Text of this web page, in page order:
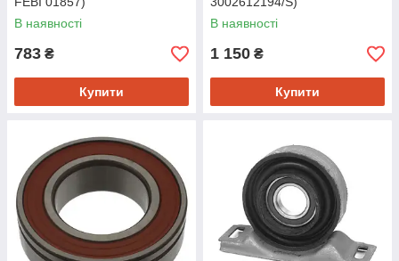
В наявності
783 ₴
Купити
В наявності
1 150 ₴
Купити